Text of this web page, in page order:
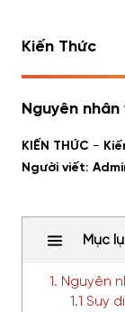
Kiến Thức
Nguyên
KIẾN THỨC -
Người viết:
Mục
1. Nguyên
1.1 Suy